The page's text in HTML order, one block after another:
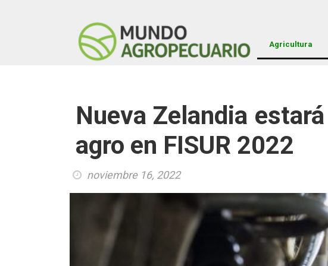
Agricultura
Nueva Zelandia
agro en FISUR 2022
noviembre 16, 2022